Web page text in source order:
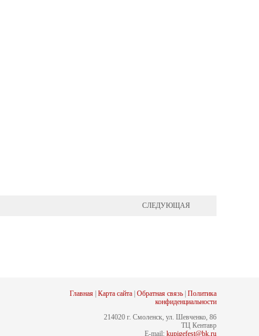
СЛЕДУЮЩАЯ
214020 г. Смоленск, ул. Шевченко, 86
ТЦ Кентавр
E-mail: kupigefest@bk.ru
Главная Карта сайта Обратная связь Политика
конфиденциальности